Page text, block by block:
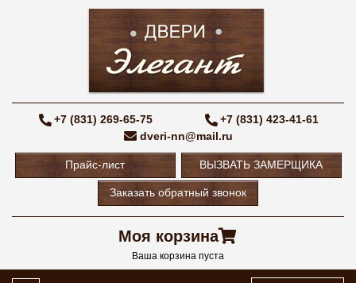
+7 (831) 269-65-75
+7 (831) 423-41-61
dveri-nn@mail.ru
Прайс-лист ВЫЗВАТЬ ЗАМЕРЩИКА
Заказать обратный звонок
Моя корзина
Ваша корзина пуста